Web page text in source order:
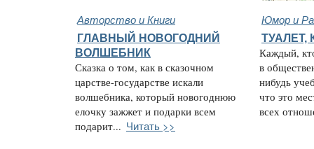
Авторство и Книги Юмор и
ГЛАВНЫЙ НОВОГОДНИЙ
ВОЛШЕБНИК
Сказка о том, как в сказочном
царстве-государстве искали
волшебника, который новогоднюю
елочку зажжет и подарки всем
подарит... Читать >>
ТУАЛЕТ,
Каждый,
в
нибудь
что это
всех